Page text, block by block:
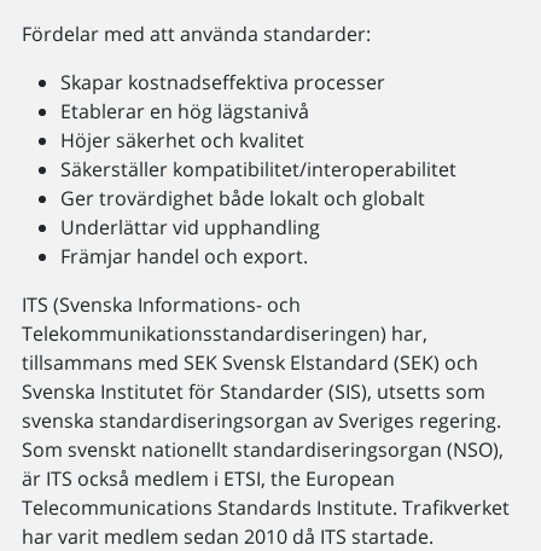
Fördelar med att använda standarder:
Skapar kostnadseffektiva processer
Etablerar en hög lägstanivå
Höjer säkerhet och kvalitet
Säkerställer kompatibilitet/interoperabilitet
Ger trovärdighet både lokalt och globalt
Underlättar vid upphandling
Främjar handel och export.
ITS (Svenska Informations- och
Telekommunikationsstandardiseringen) har,
tillsammans med SEK Svensk Elstandard (SEK) och
Svenska Institutet för Standarder (SIS), utsetts som
svenska standardiseringsorgan av Sveriges regering.
Som svenskt nationellt standardiseringsorgan (NSO),
är ITS också medlem i ETSI, the European
Telecommunications Standards Institute. Trafikverket
har varit medlem sedan 2010 då ITS startade.